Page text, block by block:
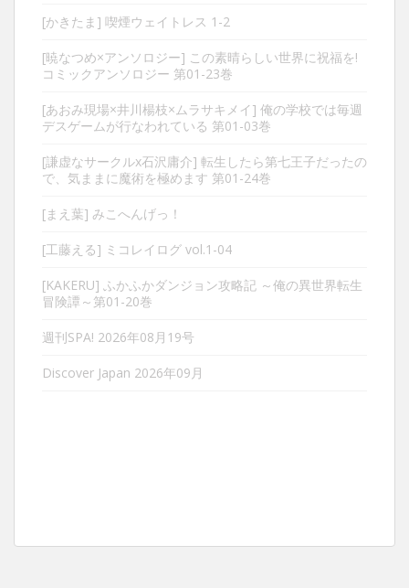
[かきたま] 喫煙ウェイトレス 1-2
[暁なつめ×アンソロジー] この素晴らしい世界に祝福を!
コミックアンソロジー 第01-23巻
[あおみ現場×井川楊枝×ムラサキメイ] 俺の学校では毎週
デスゲームが行なわれている 第01-03巻
[謙虚なサークルx石沢庸介] 転生したら第七王子だったの
で、気ままに魔術を極めます 第01-24巻
[まえ葉] みこへんげっ！
[工藤える] ミコレイログ vol.1-04
[KAKERU] ふかふかダンジョン攻略記 ～俺の異世界転生
冒険譚～第01-20巻
週刊SPA! 2026年08月19号
Discover Japan 2026年09月